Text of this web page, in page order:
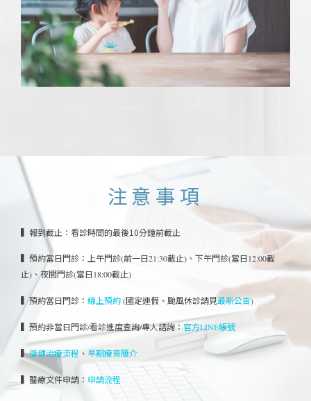
注意事項
▍報到截止：看診時間的最後10分鐘前截止
▍預約當日門診： 上午門診(前一日21:30截止)、 下午門診(當日12:00截
止)、夜間門診(當日18:00截止)
▍預約當日門診： 線上預約(國定連假、颱風休診請見最新公告)
▍預約非當日門診/看診進度查詢/專人諮詢： 官方LINE帳號
▍復健治療流程 、 早期療育簡介
▍醫療文件申請： 申請流程